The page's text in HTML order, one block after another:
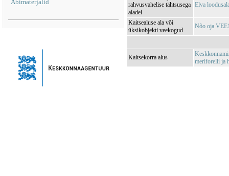
Abimaterjalid
rahvusvahelise tähtsusega
aladel
Elva
Kaitsealuse ala või
üksikobjekti veekogud
Nõo oja
Kaitsekorra alus
meriforelli ja